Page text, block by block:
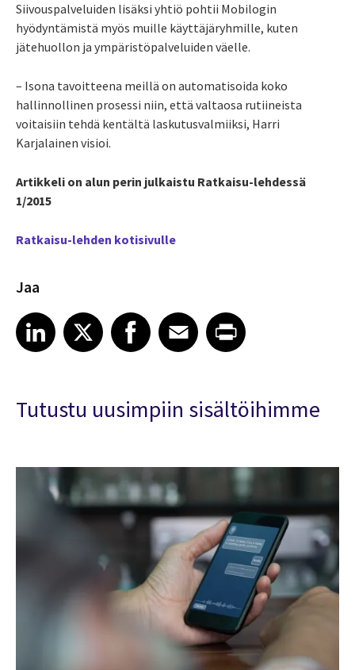
Siivouspalveluiden lisäksi yhtiö pohtii Mobilogin
hyödyntämistä myös muille käyttäjäryhmille, kuten
jätehuollon ja ympäristöpalveluiden väelle.
– Isona tavoitteena meillä on automatisoida koko
hallinnollinen prosessi niin, että valtaosa rutiineista
voitaisiin tehdä kentältä laskutusvalmiiksi, Harri
Karjalainen visioi.
Artikkeli on alun perin julkaistu Ratkaisu-lehdessä
1/2015
Ratkaisu-lehden kotisivulle
Jaa
Share article on LinkedIn
LinkedIn
Share article on XShare article on Facebook
Facebook
Share article on Email
EmailShare article on Print
Tutustu uusimpiin sisältöihimme